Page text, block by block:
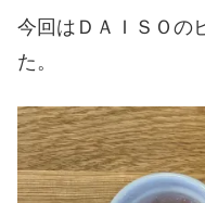
今回はＤＡＩＳＯの
た。